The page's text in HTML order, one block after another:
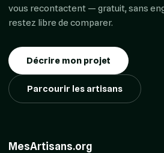
vous recontactent — gratuit, sans
restez libre de comparer.
Décrire mon projet
Parcourir les artisans
MesArtisans.org